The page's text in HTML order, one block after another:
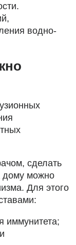
водно-
сделать
дому можно
Для этого
иммунитета;